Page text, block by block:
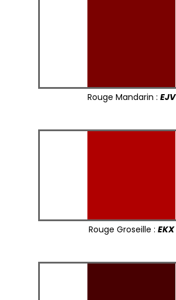
Rouge Mandarin : EJV
Rouge Groseille : EKX